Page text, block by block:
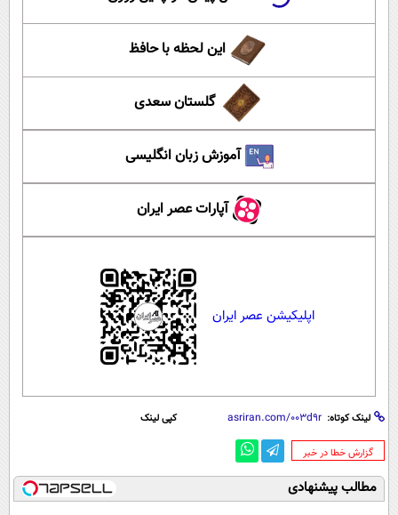
این لحظه با حافظ
گلستان سعدی
آموزش زبان انگلیسی
آپارات عصر ایران
اپلیکیشن عصر ایران
لینک کوتاه: کپی لینک
‌گزارش خطا در خبر
مطالب پیشنهادی